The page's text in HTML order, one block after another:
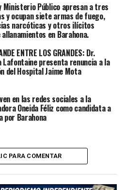
Ministerio Público apresan a tres
y ocupan siete armas de fuego,
narcóticas y otros ilícitos
en Barahona.
ENTRE LOS GRANDES: Dr.
Lafontaine presenta renuncia a la
del Hospital Jaime Mota
en las redes sociales a la
Oneida Féliz como candidata a
por Barahona
PARA COMENTAR